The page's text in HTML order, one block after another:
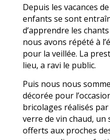
Depuis les vacances
enfants se sont
d’apprendre les
nous avons répété à
pour la veillée. La
lieu, a ravi le public.
Puis nous nous
décorée pour
bricolages réalisés
verre de vin chaud,
offerts aux proches